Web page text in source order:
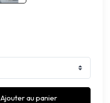
Ajouter au panier